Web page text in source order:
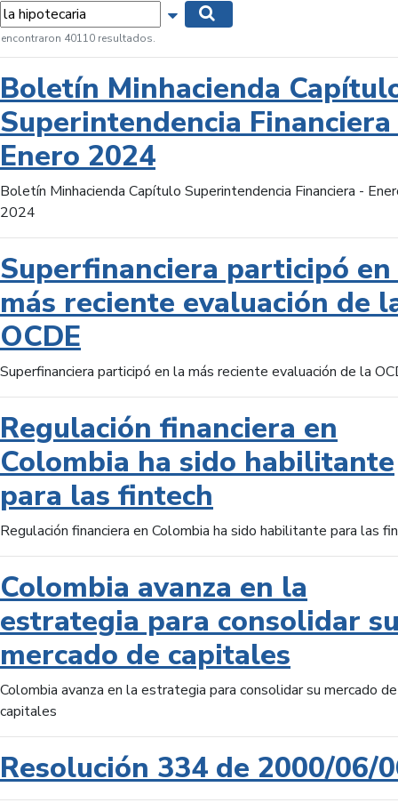
Mostrar opciones de búsqueda
encontraron 40110 resultados.
Boletín Minhacienda
Superintendencia
Enero 2024
Boletín Minhacienda Capítulo Superintendencia Financiera -
2024
Superfinanciera participó
más reciente evaluación de
OCDE
Superfinanciera participó en la más reciente evaluación de la
Regulación financiera en
Colombia ha sido habilitante
para las fintech
Regulación financiera en Colombia ha sido habilitante para las
Colombia avanza en la
estrategia para consolidar
mercado de capitales
Colombia avanza en la estrategia para consolidar su mercado de
capitales
Resolución 334 de 2000/06/